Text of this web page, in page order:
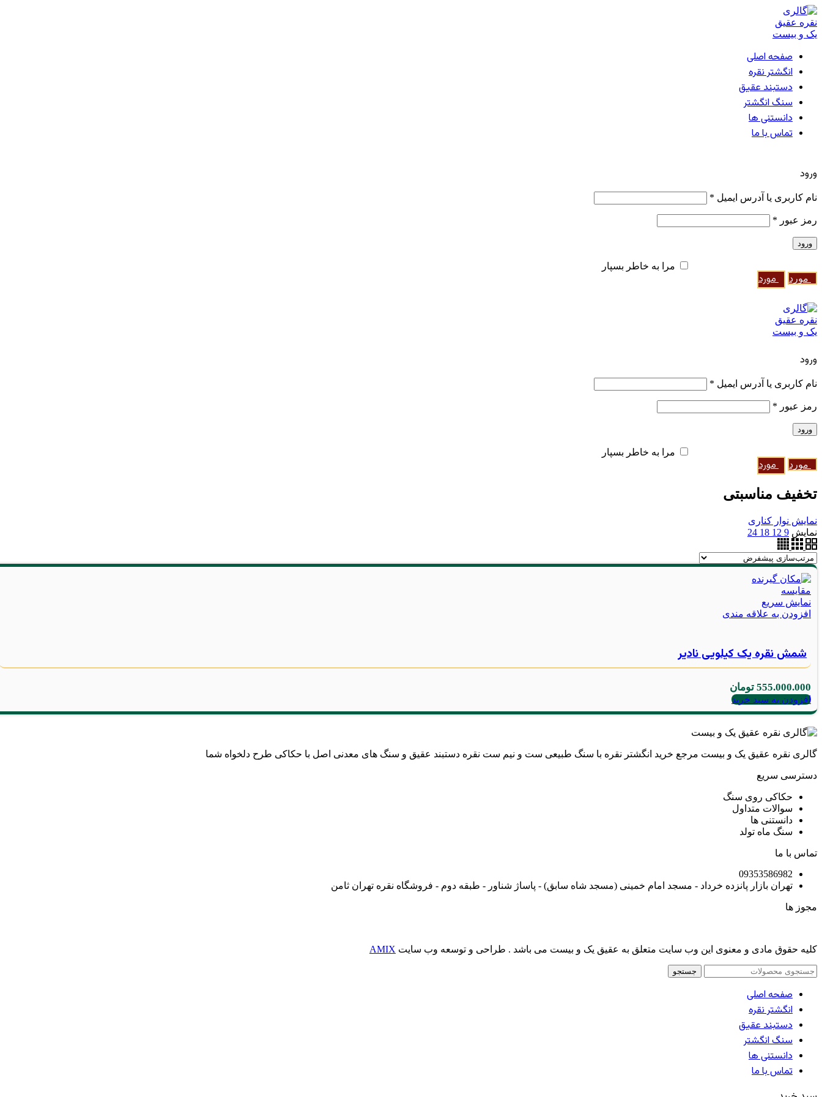
صفحه اصلی
انگشتر نقره
دستبند عقیق
سنگ انگشتر
دانستنی ها
تماس با ما
ورود
نام کاربری یا آدرس ایمیل *
رمز عبور *
ورود
مرا به خاطر بسپار
مورد مورد
ورود
نام کاربری یا آدرس ایمیل *
رمز عبور *
ورود
مرا به خاطر بسپار
مورد مورد
تخفیف مناسبتی
نمایش نوار کناری
نمایش 9
12
18
24
مقايسه
نمایش سریع
افزودن به علاقه مندی
شمش نقره یک کیلویی نادیر
555.000.000 تومان
افزودن به سبد خرید
گالری نقره عقیق یک و بیست مرجع خرید انگشتر نقره با سنگ طبیعی ست و نیم ست نقره دستبند عقیق و سنگ های معدنی اصل با حکاکی طرح دلخواه شما
دسترسی سریع
حکاکی روی سنگ
سوالات متداول
دانستنی ها
سنگ ماه تولد
تماس با ما
09353586982
تهران بازار پانزده خرداد - مسجد امام خمینی (مسجد شاه سابق) - پاساژ شناور - طبقه دوم - فروشگاه نقره تهران ثامن
مجوز ها
کلیه حقوق مادی و معنوی این وب سایت متعلق به عقیق یک و بیست می باشد . طراحی و توسعه وب سایت AMIX
جستجو
صفحه اصلی
انگشتر نقره
دستبند عقیق
سنگ انگشتر
دانستنی ها
تماس با ما